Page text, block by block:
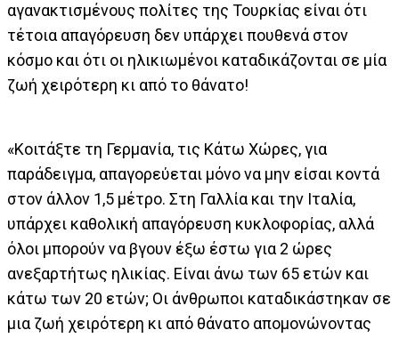
αγανακτισμένους πολίτες της Τουρκίας είναι ότι
τέτοια απαγόρευση δεν υπάρχει πουθενά στον
κόσμο και ότι οι ηλικιωμένοι καταδικάζονται σε μία
ζωή χειρότερη κι από το θάνατο!
«Κοιτάξτε τη Γερμανία, τις Κάτω Χώρες, για
παράδειγμα, απαγορεύεται μόνο να μην είσαι κοντά
στον άλλον 1,5 μέτρο. Στη Γαλλία και την Ιταλία,
υπάρχει καθολική απαγόρευση κυκλοφορίας, αλλά
όλοι μπορούν να βγουν έξω έστω για 2 ώρες
ανεξαρτήτως ηλικίας. Είναι άνω των 65 ετών και
κάτω των 20 ετών; Οι άνθρωποι καταδικάστηκαν σε
μια ζωή χειρότερη κι από θάνατο απομονώνοντας